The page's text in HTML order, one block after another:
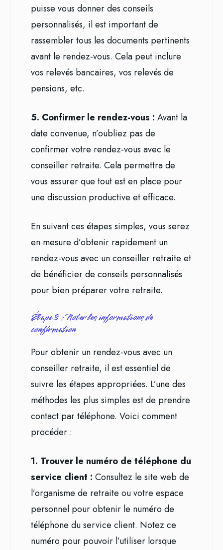
puisse vous donner des conseils
personnalisés, il est important de
rassembler tous les documents pertinents
avant le rendez-vous. Cela peut inclure
vos relevés bancaires, vos relevés de
pensions, etc.
5. Confirmer le rendez-vous : Avant la
date convenue, n’oubliez pas de
confirmer votre rendez-vous avec le
conseiller retraite. Cela permettra de
vous assurer que tout est en place pour
une discussion productive et efficace.
En suivant ces étapes simples, vous serez
en mesure d’obtenir rapidement un
rendez-vous avec un conseiller retraite et
de bénéficier de conseils personnalisés
pour bien préparer votre retraite.
Étape 3 : Noter les informations de
confirmation
Pour obtenir un rendez-vous avec un
conseiller retraite, il est essentiel de
suivre les étapes appropriées. L’une des
méthodes les plus simples est de prendre
contact par téléphone. Voici comment
procéder :
1. Trouver le numéro de téléphone du
service client : Consultez le site web de
l’organisme de retraite ou votre espace
personnel pour obtenir le numéro de
téléphone du service client. Notez ce
numéro pour pouvoir l’utiliser lorsque